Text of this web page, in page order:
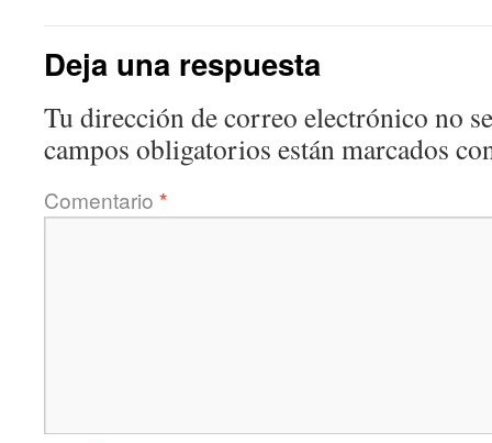
Deja una respuesta
Tu dirección de correo electrónico no
campos obligatorios están marcados
Comentario *